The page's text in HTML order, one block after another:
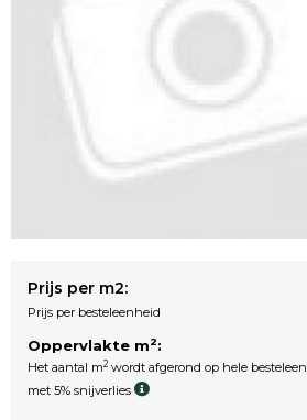
Prijs per m2:
Prijs per besteleenheid
Oppervlakte m2:
Het aantal m2 wordt afgerond op hele
met 5% snijverlies